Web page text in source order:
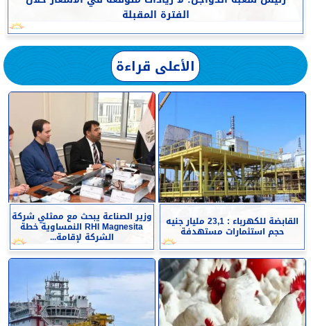
الفترة المقبلة
الأعلى قراءة
القابضة للكهرباء : 23,1 مليار جنيه
حجم استثمارات مستهدفة
وزير الصناعة يبحث مع ممثلي شركة
RHI Magnesita النمساوية خطة
الشركة لإقامة...